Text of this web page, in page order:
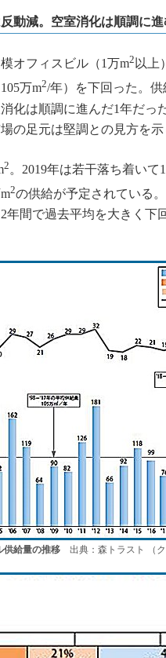
動減。空室消化は順調に進
オフィスビル（1万m2 以上
万m2/年）を下回った。
化は順調に進んだ1年だっ
の足元は堅調との見方を示
2 。2019年は若干落ち着いて
2の供給が予定されている
年間で過去平均を大きく下
供給量の推移 出典：森トラスト （ク